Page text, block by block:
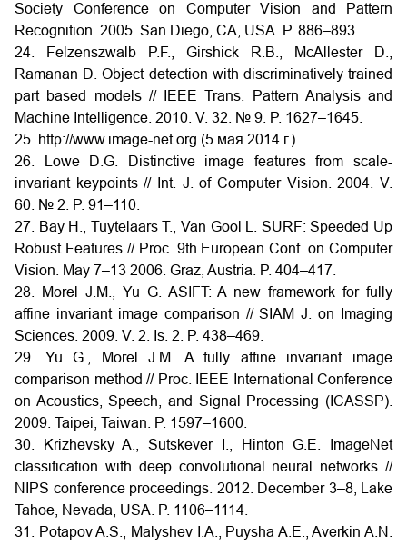
Society Conference on Computer Vision and Pattern
Recognition. 2005. San Diego, CA, USA. P. 886–893.
24. Felzenszwalb P.F., Girshick R.B., McAllester D.,
Ramanan D. Object detection with discriminatively trained
part based models // IEEE Trans. Pattern Analysis and
Machine Intelligence. 2010. V. 32. № 9. P. 1627–1645.
25. http://www.image-net.org (5 мая 2014 г.).
26. Lowe D.G. Distinctive image features from scale-
invariant keypoints // Int. J. of Computer Vision. 2004. V.
60. № 2. P. 91–110.
27. Bay H., Tuytelaars T., Van Gool L. SURF: Speeded Up
Robust Features // Proc. 9th European Conf. on Computer
Vision. May 7–13 2006. Graz, Austria. P. 404–417.
28. Morel J.M., Yu G. ASIFT: A new framework for fully
affine invariant image comparison // SIAM J. on Imaging
Sciences. 2009. V. 2. Is. 2. P. 438–469.
29. Yu G., Morel J.M. A fully affine invariant image
comparison method // Proc. IEEE International Conference
on Acoustics, Speech, and Signal Processing (ICASSP).
2009. Taipei, Taiwan. P. 1597–1600.
30. Krizhevsky A., Sutskever I., Hinton G.E. ImageNet
classification with deep convolutional neural networks //
NIPS conference proceedings. 2012. December 3–8, Lake
Tahoe, Nevada, USA. P. 1106–1114.
31. Potapov A.S., Malyshev I.A., Puysha A.E., Averkin A.N.